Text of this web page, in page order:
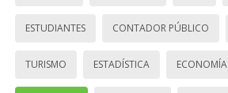
ESTUDIANTES CONTADOR PÚBLICO
TURISMO ESTADÍSTICA ECONOMÍA